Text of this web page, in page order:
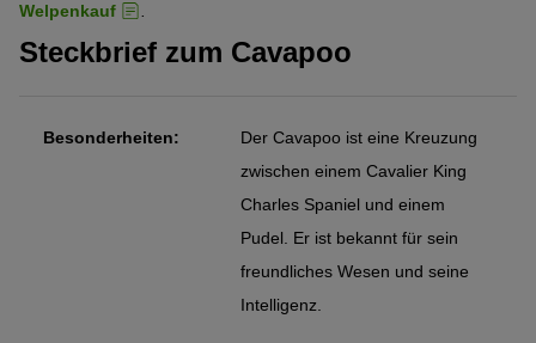
Welpenkauf
Steckbrief zum Cavapoo
Besonderheiten:
Der Cavapoo ist eine Kreuzung
zwischen einem Cavalier King
Charles Spaniel und einem
Pudel. Er ist bekannt für sein
freundliches Wesen und seine
Intelligenz.